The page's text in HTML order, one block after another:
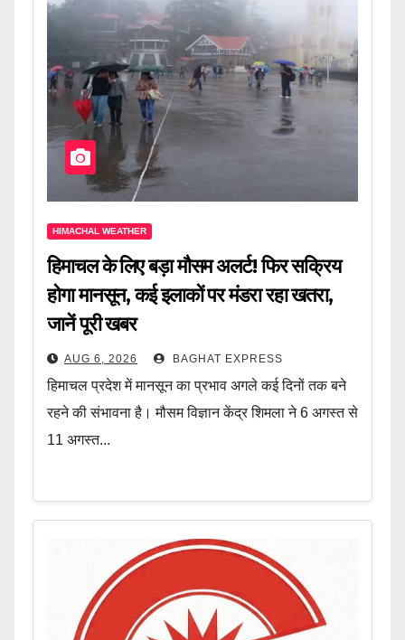
HIMACHAL WEATHER
हिमाचल के लिए बड़ा मौसम अलर्ट! फिर सक्रिय
होगा मानसून, कई इलाकों पर मंडरा रहा खतरा,
जानें पूरी खबर
AUG 6, 2026 BAGHAT EXPRESS
हिमाचल प्रदेश में मानसून का प्रभाव अगले कई दिनों तक बने
रहने की संभावना है। मौसम विज्ञान केंद्र शिमला ने 6 अगस्त से
11 अगस्त...